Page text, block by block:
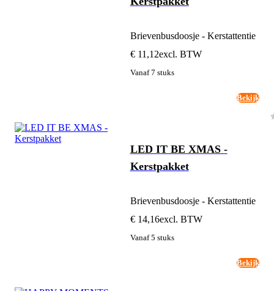
Brievenbusdoosje - Kerstattentie
€ 11,12excl. BTW
Vanaf 7 stuks
Bekijk
LED IT BE XMAS -
Kerstpakket
Brievenbusdoosje - Kerstattentie
€ 14,16excl. BTW
Vanaf 5 stuks
Bekijk